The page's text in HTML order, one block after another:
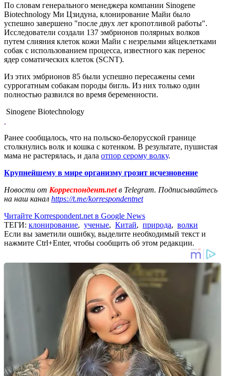
По словам генерального менеджера компании Sinogene
Biotechnology Ми Цзидуна, клонирование Майи было
успешно завершено "после двух лет кропотливой работы".
Исследователи создали 137 эмбрионов полярных волков
путем слияния клеток кожи Майи с незрелыми яйцеклетками
собак с использованием процесса, известного как перенос
ядер соматических клеток (SCNT).
Из этих эмбрионов 85 были успешно пересажены семи
суррогатным собакам породы бигль. Из них только один
полностью развился во время беременности.
Sinogene Biotechnology
Ранее сообщалось, что на польско-белорусской границе
столкнулись волк и кошка с котенком. В результате, пушистая
мама не растерялась, и дала отпор серому волку.
Крупнейшему в мире организму грозит исчезновение
Новости от Корреспондент.netв Telegram. Подписывайтесь
на наш канал https://t.me/korrespondentnet
Читайте Korrespondent.net в Google News
ТЕГИ: клонирование, ученые, Китай, природа, волки
Если вы заметили ошибку, выделите необходимый текст и
нажмите Ctrl+Enter, чтобы сообщить об этом редакции.